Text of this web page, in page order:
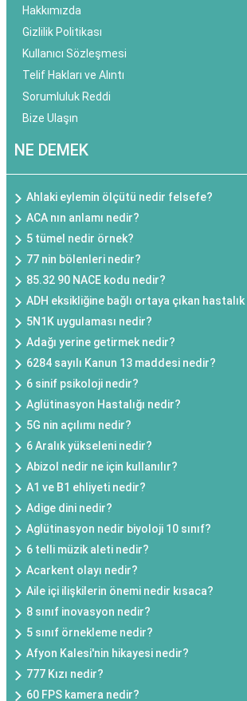
Hakkımızda
Gizlilik Politikası
Kullanıcı Sözleşmesi
Telif Hakları ve Alıntı
Sorumluluk Reddi
Bize Ulaşın
NE DEMEK
Ahlaki eylemin ölçütü nedir felsefe?
ACA nın anlamı nedir?
5 tümel nedir örnek?
77 nin bölenleri nedir?
85.32 90 NACE kodu nedir?
ADH eksikliğine bağlı ortaya çıkan
5N1K uygulaması nedir?
Adağı yerine getirmek nedir?
6284 sayılı Kanun 13 maddesi nedir?
6 sinif psikoloji nedir?
Aglütinasyon Hastalığı nedir?
5G nin açılımı nedir?
6 Aralık yükseleni nedir?
Abizol nedir ne için kullanılır?
A1 ve B1 ehliyeti nedir?
Adige dini nedir?
Aglütinasyon nedir biyoloji 10 sınıf?
6 telli müzik aleti nedir?
Acarkent olayı nedir?
Aile içi ilişkilerin önemi nedir kısaca?
8 sınıf inovasyon nedir?
5 sınıf örnekleme nedir?
Afyon Kalesi'nin hikayesi nedir?
777 Kızı nedir?
60 FPS kamera nedir?